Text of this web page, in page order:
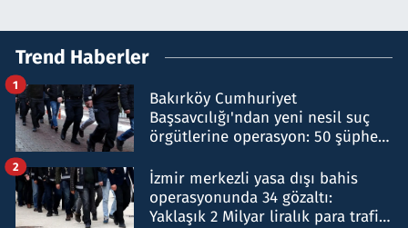
Trend Haberler
Bakırköy Cumhuriyet
Başsavcılığı'ndan yeni nesil suç
örgütlerine operasyon: 50 şüpheli
1
İzmir merkezli yasa dışı bahis
operasyonunda 34 gözaltı:
Yaklaşık 2 Milyar liralık para trafiği
2